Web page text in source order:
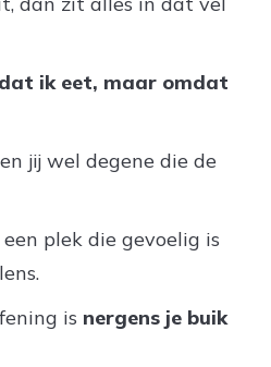
ik eet, maar omdat
jij wel degene die de
plek die gevoelig is
is nergens je buik